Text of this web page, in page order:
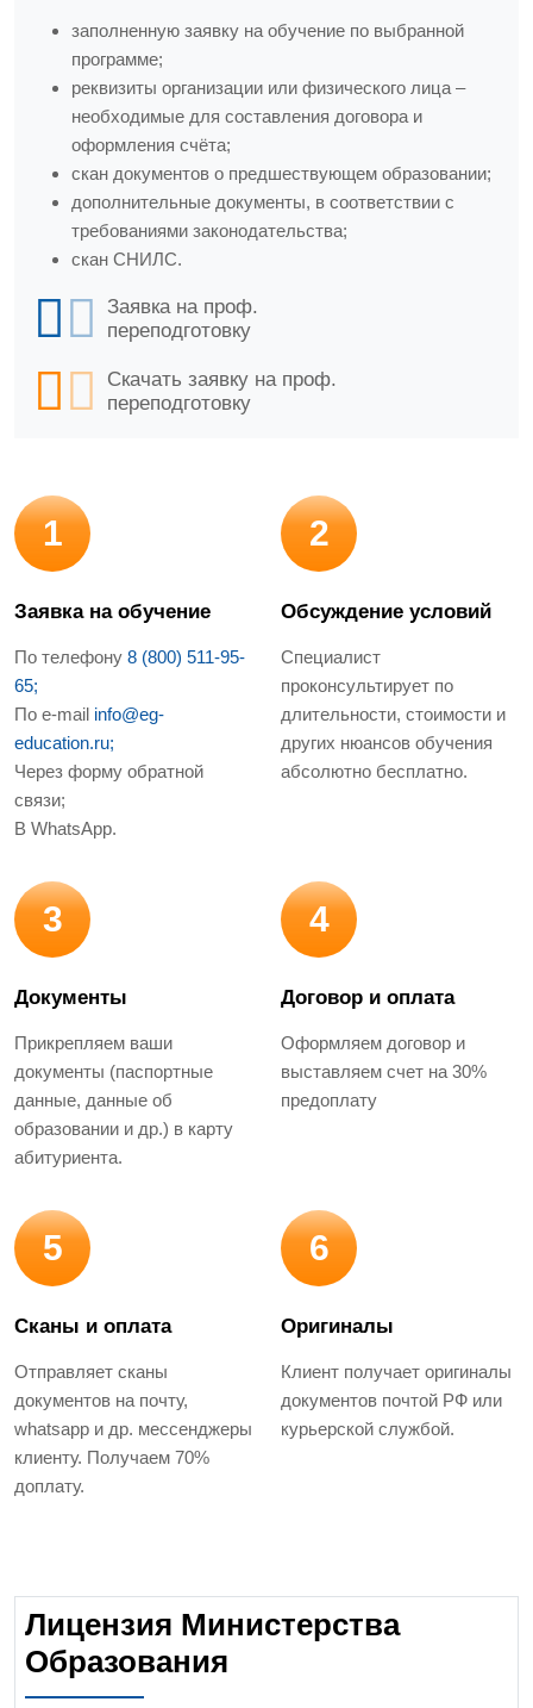
заполненную заявку на обучение по выбранной
программе;
реквизиты организации или физического лица –
необходимые для составления договора и
оформления счёта;
скан документов о предшествующем образовании;
дополнительные документы, в соответствии с
требованиями законодательства;
скан СНИЛС.
Заявка на проф.
переподготовку
Скачать заявку на проф.
переподготовку
1
Заявка на обучение
По телефону 8 (800) 511-95-
65;
По e-mail info@eg-
education.ru;
Через форму обратной
связи;
В WhatsApp.
2
Обсуждение условий
Специалист
проконсультирует по
длительности, стоимости и
других нюансов обучения
абсолютно бесплатно.
3
Документы
Прикрепляем ваши
документы (паспортные
данные, данные об
образовании и др.) в карту
абитуриента.
4
Договор и оплата
Оформляем договор и
выставляем счет на 30%
предоплату
5
Сканы и оплата
Отправляет сканы
документов на почту,
whatsapp и др. мессенджеры
клиенту. Получаем 70%
доплату.
6
Оригиналы
Клиент получает оригиналы
документов почтой РФ или
курьерской службой.
Лицензия Министерства
Образования